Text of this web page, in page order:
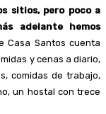
sitios, pero poco a
adelante hemos
Casa Santos cuenta
y cenas a diario,
comidas de trabajo,
un hostal con trece